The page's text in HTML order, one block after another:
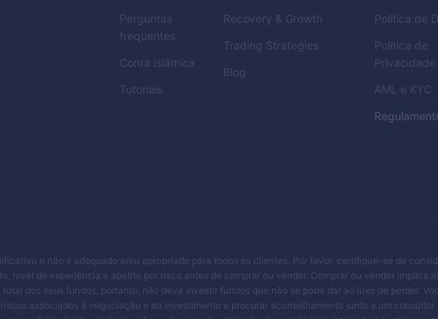
Perguntas
frequentes
Conta Islâmica
Tutoriais
Recovery & Growth
Trading Strategies
Blog
Política de
Política de
Privacidade
AML
e KYC
e não é adequado e/ou apropriado para todos os clientes. Por favor, certifique-se de
nível de experiência e apetite por risco antes de comprar ou vender. Comprar ou vender implica
dos seus fundos, portanto, não deve investir fundos que não se pode dar ao luxo de perder.
associados à negociação e ao investimento e procurar aconselhamento junto a um consultor